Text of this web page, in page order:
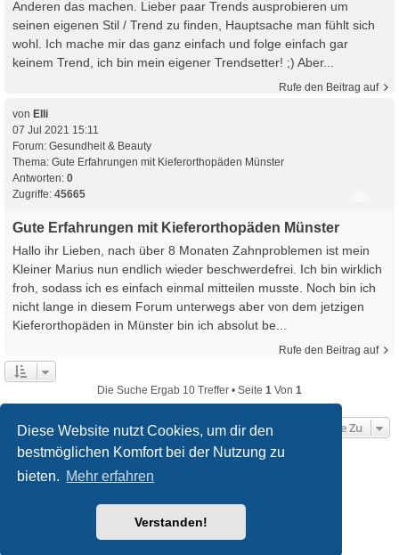
Diese Website nutzt Cookies, um dir den
bestmöglichen Komfort bei der Nutzung zu
bieten. Mehr erfahren
Verstanden!
Anderen das machen. Lieber paar Trends ausprobieren um
seinen eigenen Stil / Trend zu finden, Hauptsache man fühlt sich
wohl. Ich mache mir das ganz einfach und folge einfach gar
keinem Trend, ich bin mein eigener Trendsetter! ;) Aber...
Rufe den Beitrag auf
von Elli
07 Jul 2021 15:11
Forum: Gesundheit & Beauty
Thema: Gute Erfahrungen mit Kieferorthopäden Münster
Antworten: 0
Zugriffe: 45665
Gute Erfahrungen mit Kieferorthopäden Münster
Hallo ihr Lieben, nach über 8 Monaten Zahnproblemen ist mein
Kleiner Marius nun endlich wieder beschwerdefrei. Ich bin wirklich
froh, sodass ich es einfach einmal mitteilen musste. Noch bin ich
nicht lange in diesem Forum unterwegs aber von dem jetzigen
Kieferorthopäden in Münster bin ich absolut be...
Rufe den Beitrag auf
Die Suche Ergab 10 Treffer • Seite 1 Von 1
Gehe Zu
Startseite Foren-Übersicht
® Forum Software © phpBB Limited
phpBB.de
created by INVENTEA & v12mike